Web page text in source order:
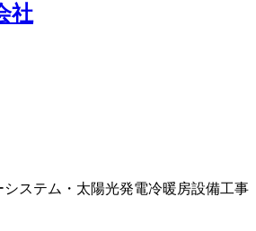
社
システム・太陽光発電冷暖房設備工事